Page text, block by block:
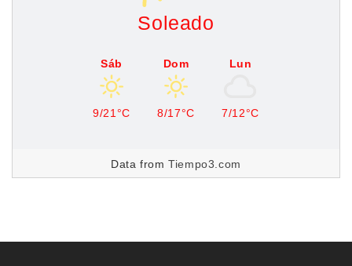
Soleado
Sáb
9/21°C
Dom
8/17°C
Lun
7/12°C
Data fromTiempo3.com